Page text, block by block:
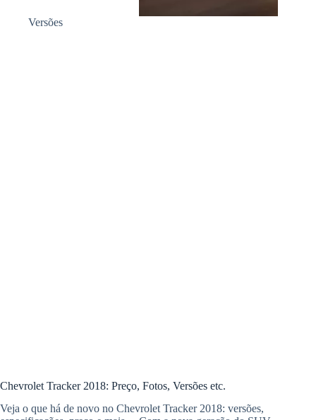
Versões
Chevrolet Tracker 2018: Preço, Fotos, Versões etc.
Veja o que há de novo no Chevrolet Tracker 2018: versões,